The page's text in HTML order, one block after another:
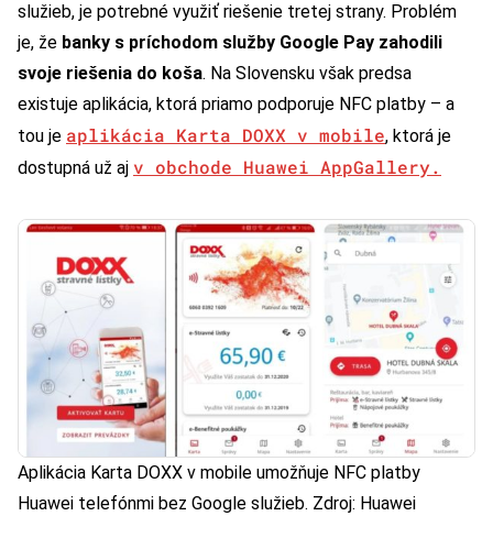
služieb, je potrebné využiť riešenie tretej strany. Problém
je, že banky s príchodom služby Google Pay zahodili
svoje riešenia do koša. Na Slovensku však predsa
existuje aplikácia, ktorá priamo podporuje NFC platby – a
tou je aplikácia Karta DOXX v mobile, ktorá je
dostupná už aj v obchode Huawei AppGallery.
Aplikácia Karta DOXX v mobile umožňuje NFC platby
Huawei telefónmi bez Google služieb. Zdroj: Huawei